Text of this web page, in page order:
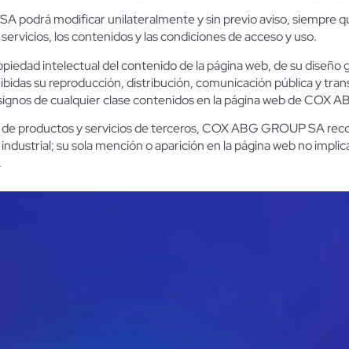
podrá modificar unilateralmente y sin previo aviso, siempre
los contenidos y las condiciones de acceso y uso.
intelectual del contenido de la página web, de su
su reproducción, distribución, comunicación pública y
de cualquier clase contenidos en la página web de COX
productos y servicios de terceros, COX ABG GROUP SA
su sola mención o aparición en la página web no